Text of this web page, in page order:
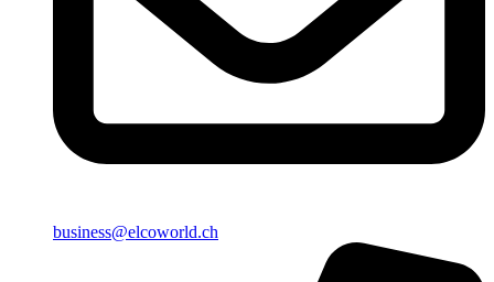
business@elcoworld.ch